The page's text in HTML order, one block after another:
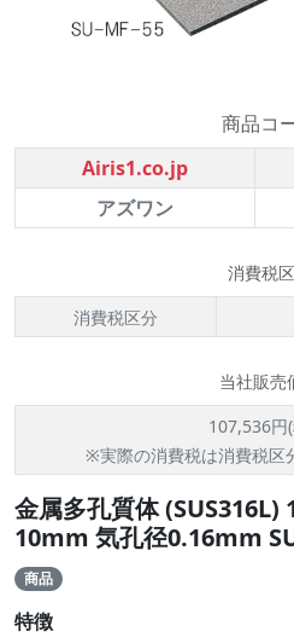
商品コ
Airis1.co.jp
アズワン
消費税
消費税区分
当社販売
107,536円
※実際の消費税は消費税区
金属多孔質体 (SUS316L)
10mm 気孔径0.16mm
商品
特徴